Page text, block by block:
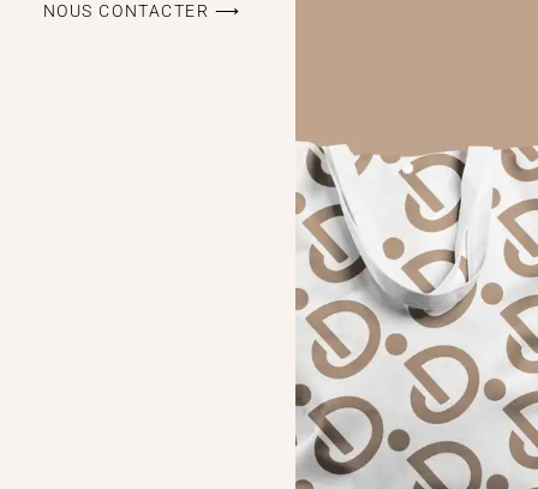
NOUS CONTACTER ⟶